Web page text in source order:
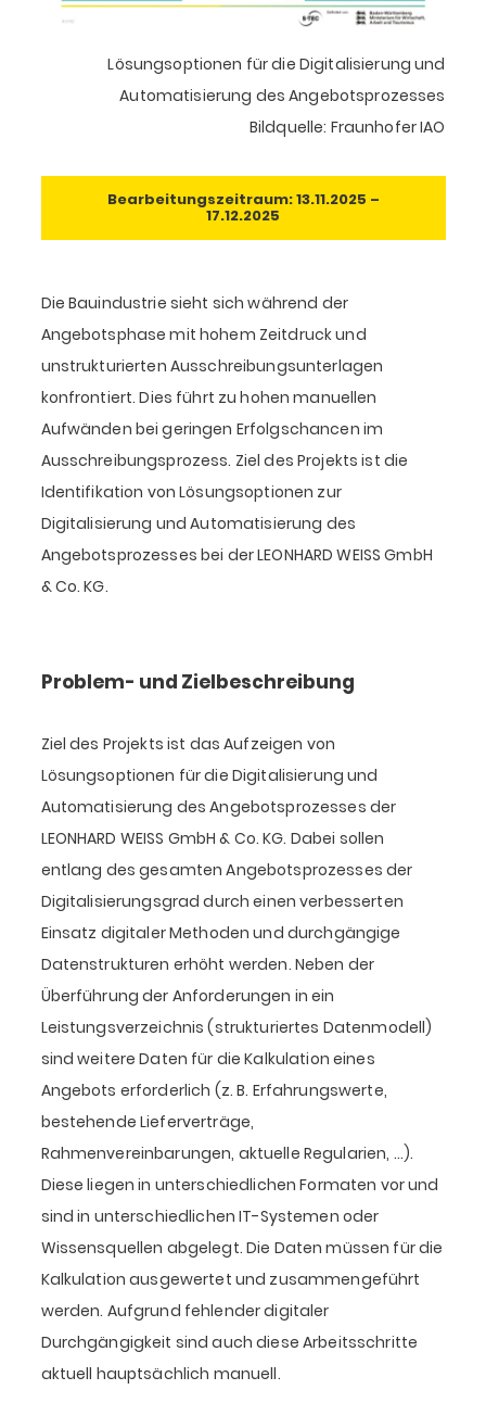
Lösungsoptionen für die Digitalisierung und
Automatisierung des Angebotsprozesses
Bildquelle: Fraunhofer IAO
Bearbeitungszeitraum: 13.11.2025 –
17.12.2025
Die Bauindustrie sieht sich während der
Angebotsphase mit hohem Zeitdruck und
unstrukturierten Ausschreibungsunterlagen
konfrontiert. Dies führt zu hohen manuellen
Aufwänden bei geringen Erfolgschancen im
Ausschreibungsprozess. Ziel des Projekts ist die
Identifikation von Lösungsoptionen zur
Digitalisierung und Automatisierung des
Angebotsprozesses bei der LEONHARD WEISS GmbH
& Co. KG.
Problem- und Zielbeschreibung
Ziel des Projekts ist das Aufzeigen von
Lösungsoptionen für die Digitalisierung und
Automatisierung des Angebotsprozesses der
LEONHARD WEISS GmbH & Co. KG. Dabei sollen
entlang des gesamten Angebotsprozesses der
Digitalisierungsgrad durch einen verbesserten
Einsatz digitaler Methoden und durchgängige
Datenstrukturen erhöht werden. Neben der
Überführung der Anforderungen in ein
Leistungsverzeichnis (strukturiertes Datenmodell)
sind weitere Daten für die Kalkulation eines
Angebots erforderlich (z. B. Erfahrungswerte,
bestehende Lieferverträge,
Rahmenvereinbarungen, aktuelle Regularien, …).
Diese liegen in unterschiedlichen Formaten vor und
sind in unterschiedlichen IT-Systemen oder
Wissensquellen abgelegt. Die Daten müssen für die
Kalkulation ausgewertet und zusammengeführt
werden. Aufgrund fehlender digitaler
Durchgängigkeit sind auch diese Arbeitsschritte
aktuell hauptsächlich manuell.